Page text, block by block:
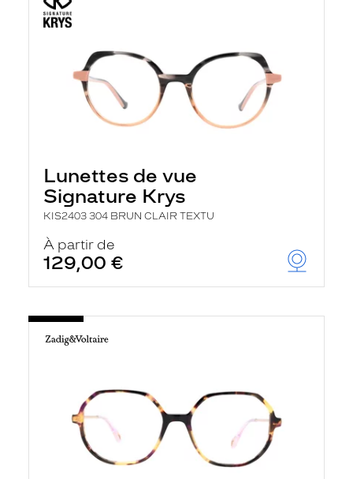
Lunettes de vue
Signature Krys
KIS2403 304 BRUN CLAIR TEXTU
À partir de
129,00 €